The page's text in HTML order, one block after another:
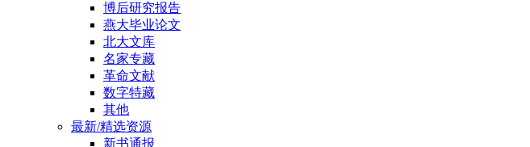
博后研究报告
燕大毕业论文
北大文库
名家专藏
革命文献
数字特藏
其他
最新/精选资源
新书通报